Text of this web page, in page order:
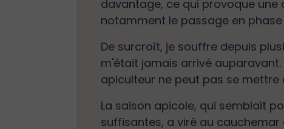
davantage, ce qui provoque
notamment le passage en
De surcroît, je souffre depuis
m'était jamais arrivé
apiculteur ne peut pas se mettre
La saison apicole, qui semblait
suffisantes, a viré au